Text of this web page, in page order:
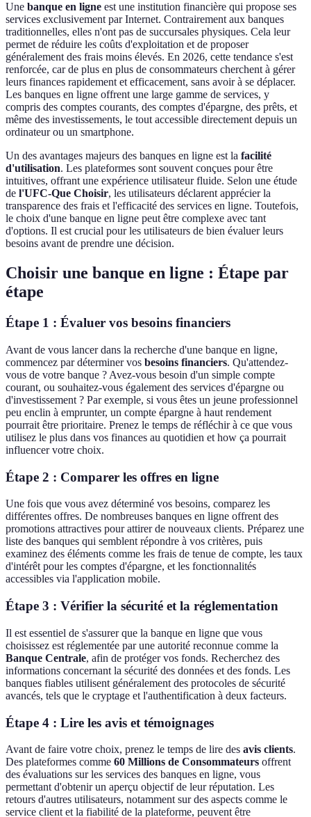
Une banque en ligne est une institution financière qui propose ses
services exclusivement par Internet. Contrairement aux banques
traditionnelles, elles n'ont pas de succursales physiques. Cela leur
permet de réduire les coûts d'exploitation et de proposer
généralement des frais moins élevés. En 2026, cette tendance s'est
renforcée, car de plus en plus de consommateurs cherchent à gérer
leurs finances rapidement et efficacement, sans avoir à se déplacer.
Les banques en ligne offrent une large gamme de services, y
compris des comptes courants, des comptes d'épargne, des prêts, et
même des investissements, le tout accessible directement depuis un
ordinateur ou un smartphone.
Un des avantages majeurs des banques en ligne est la facilité
d'utilisation. Les plateformes sont souvent conçues pour être
intuitives, offrant une expérience utilisateur fluide. Selon une étude
de l'UFC-Que Choisir, les utilisateurs déclarent apprécier la
transparence des frais et l'efficacité des services en ligne. Toutefois,
le choix d'une banque en ligne peut être complexe avec tant
d'options. Il est crucial pour les utilisateurs de bien évaluer leurs
besoins avant de prendre une décision.
Choisir une banque en ligne : Étape par
étape
Étape 1 : Évaluer vos besoins financiers
Avant de vous lancer dans la recherche d'une banque en ligne,
commencez par déterminer vos besoins financiers. Qu'attendez-
vous de votre banque ? Avez-vous besoin d'un simple compte
courant, ou souhaitez-vous également des services d'épargne ou
d'investissement ? Par exemple, si vous êtes un jeune professionnel
peu enclin à emprunter, un compte épargne à haut rendement
pourrait être prioritaire. Prenez le temps de réfléchir à ce que vous
utilisez le plus dans vos finances au quotidien et how ça pourrait
influencer votre choix.
Étape 2 : Comparer les offres en ligne
Une fois que vous avez déterminé vos besoins, comparez les
différentes offres. De nombreuses banques en ligne offrent des
promotions attractives pour attirer de nouveaux clients. Préparez une
liste des banques qui semblent répondre à vos critères, puis
examinez des éléments comme les frais de tenue de compte, les taux
d'intérêt pour les comptes d'épargne, et les fonctionnalités
accessibles via l'application mobile.
Étape 3 : Vérifier la sécurité et la réglementation
Il est essentiel de s'assurer que la banque en ligne que vous
choisissez est réglementée par une autorité reconnue comme la
Banque Centrale, afin de protéger vos fonds. Recherchez des
informations concernant la sécurité des données et des fonds. Les
banques fiables utilisent généralement des protocoles de sécurité
avancés, tels que le cryptage et l'authentification à deux facteurs.
Étape 4 : Lire les avis et témoignages
Avant de faire votre choix, prenez le temps de lire des avis clients.
Des plateformes comme 60 Millions de Consommateurs offrent
des évaluations sur les services des banques en ligne, vous
permettant d'obtenir un aperçu objectif de leur réputation. Les
retours d'autres utilisateurs, notamment sur des aspects comme le
service client et la fiabilité de la plateforme, peuvent être